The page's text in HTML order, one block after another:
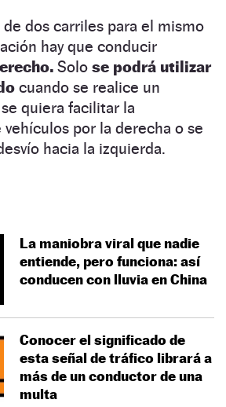
dos carriles para el mismo
hay que conducir
Solo se podrá utilizar
cuando se realice un
quiera facilitar la
por la derecha o se
hacia la izquierda.
La maniobra viral que nadie
entiende, pero funciona: así
conducen con lluvia en China
Conocer el significado de
esta señal de tráfico librará a
más de un conductor de una
multa